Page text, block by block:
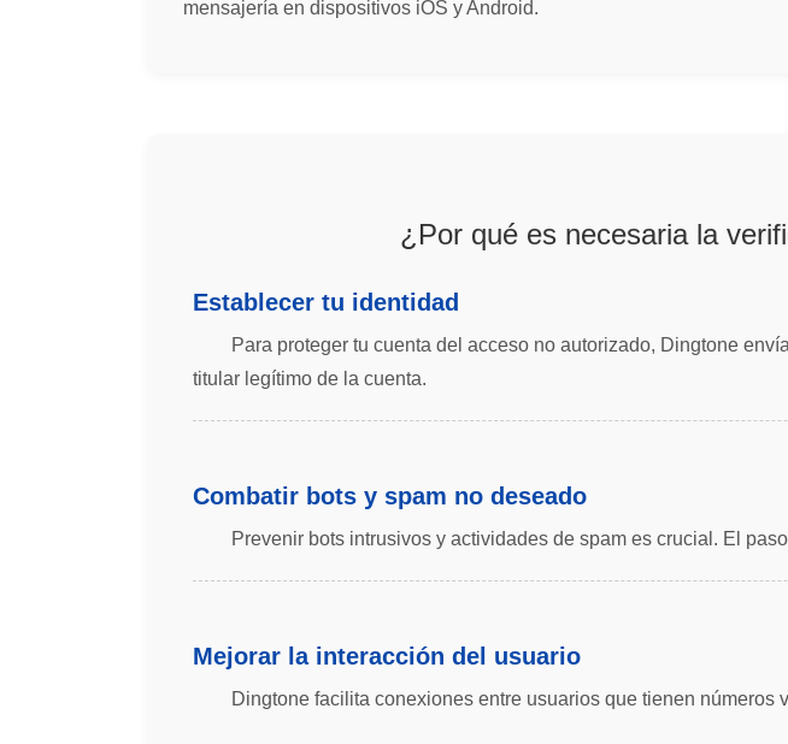
mensajería en dispositivos iOS y Android.
¿Por qué es necesaria la
Establecer tu identidad
Para proteger tu cuenta del acceso no autorizado, Dingtone
titular legítimo de la cuenta.
Combatir bots y spam no deseado
Prevenir bots intrusivos y actividades de spam es crucial. El
Mejorar la interacción del usuario
Dingtone facilita conexiones entre usuarios que tienen